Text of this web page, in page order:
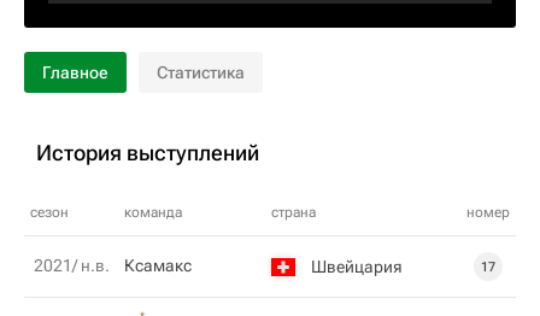
Главное Статистика
История выступлений
сезон команда страна номер
2021/ н.в. Ксамакс Швейцария 17